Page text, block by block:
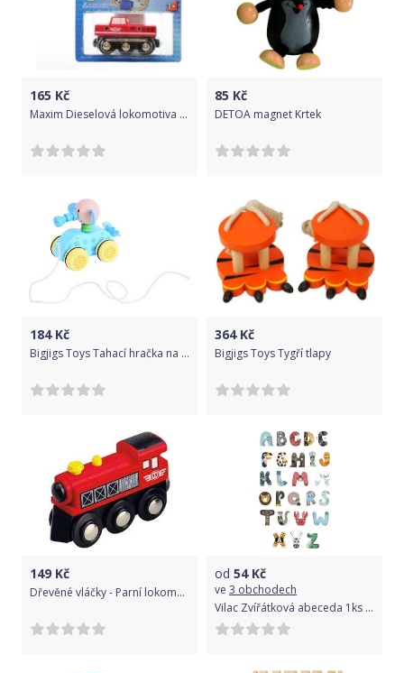
165 Kč
Maxim Dieselová lokomotiva červená
85 Kč
DETOA magnet Krtek
184Kč
Bigjigs Toys Tahací hračka na provázku slůně - poškozený obal
364Kč
Bigjigs Toys Tygří tlapy
149 Kč
Dřevěné vláčky - Parní lokomotiva MAXIMčervená
od 54Kč
ve 3 obchodech
Vilac Zvířátková abeceda 1ks písmenko M